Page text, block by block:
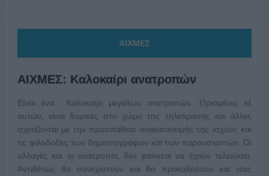
ΑΙΧΜΕΣ
ΑΙΧΜΕΣ: Καλοκαίρι ανατροπών
Είναι ένα Καλοκαίρι μεγάλων ανατροπών. Ορισμένες εξ
αυτών, είναι δομικές στο χώρο της τηλεόρασης και άλλες
σχετίζονται με την προσπάθεια ανακατανομής της ισχύος και
τις φιλοδοξίες των δημοσιογράφων και των παρουσιαστών. Οι
αλλαγές και οι ανατροπές δεν φαίνεται να έχουν τελειώσει.
Αντιθέτως θα συνεχιστούν και θα προκαλέσουν και νέες